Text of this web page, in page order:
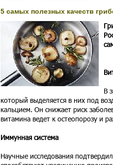
5 самых полезных качеств
В
который выделяется в них под
кальцием. Он снижает риск
витамина ведет к остеопорозу и
Иммунная система
Научные исследования